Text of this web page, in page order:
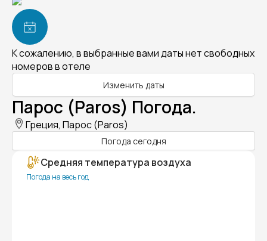
К сожалению, в выбранные вами даты нет свободных
номеров в отеле
Изменить даты
Парос (Paros) Погода.
Греция, Парос (Paros)
Погода сегодня
Средняя температура воздуха
Погода на весь год